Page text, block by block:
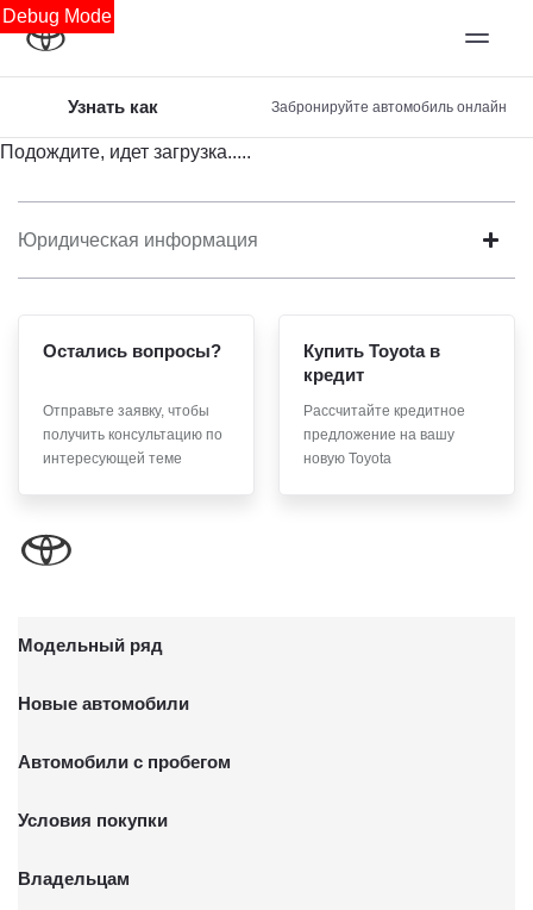
Debug Mode
Забронируйте автомобиль онлайн
Узнать как
Подождите, идет загрузка.....
Юридическая информация
Остались вопросы?
Отправьте заявку, чтобы
получить консультацию по
интересующей теме
Купить Toyota в
кредит
Рассчитайте кредитное
предложение на вашу
новую Toyota
Модельный ряд
Новые автомобили
Автомобили с пробегом
Условия покупки
Владельцам